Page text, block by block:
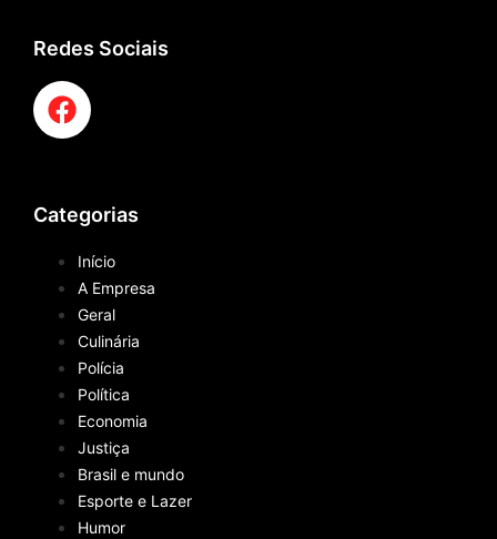
Redes Sociais
Categorias
Início
A Empresa
Geral
Culinária
Polícia
Política
Economia
Justiça
Brasil e mundo
Esporte e Lazer
Humor